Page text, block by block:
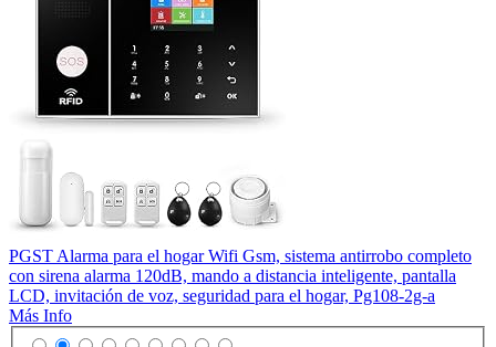
PGST Alarma para el hogar Wifi Gsm, sistema antirrobo completo
con sirena alarma 120dB, mando a distancia inteligente, pantalla
LCD, invitación de voz, seguridad para el hogar, Pg108-2g-a
Más Info